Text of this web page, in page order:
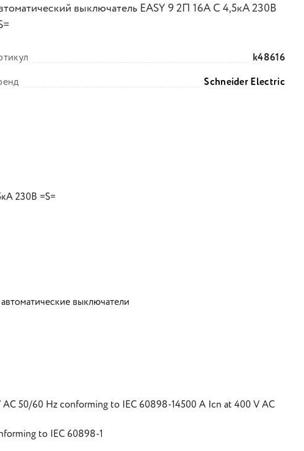
выключатель EASY 9 2П 16А С 4,5кА 230В
k48616
Schneider Electric
230В =S=
выключатели
50/60 Hz conforming to IEC 60898-14500 A Icn at 400 V AC
to IEC 60898-1